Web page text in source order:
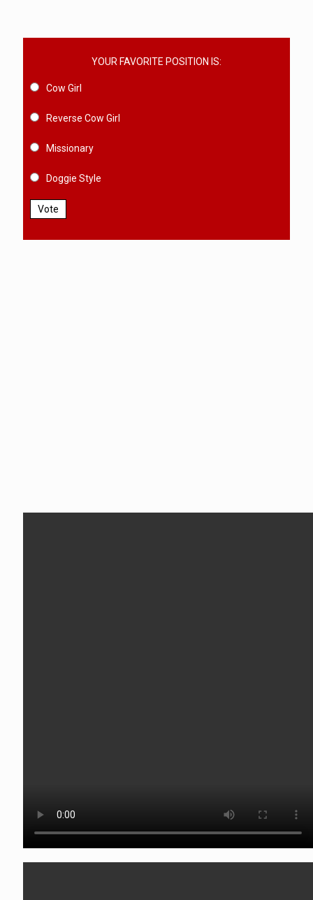
YOUR FAVORITE POSITION IS:
Cow Girl
Reverse Cow Girl
Missionary
Doggie Style
Vote